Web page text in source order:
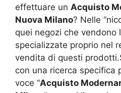
effettuare un Acquisto
Nuova Milano? Nelle
quei negozi che vendono
specializzate proprio nel
vendita di questi
con una ricerca specifica
voce “Acquisto